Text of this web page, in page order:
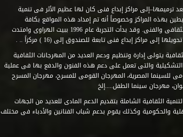
ترميمها–إلى مراكز إبداع فنى كان لها عظيم الأثر فى تنمية
بهذه المراكز وخصوصاً أنه تم إمداد هذه المواقع بكافة
المتطلبات التى تكفل لها أداء دورها الثقافى والفنى. وقد بدأت التجربة عام 1996 ببيت الهراوى وامتدت
إلى مراكز إبداع فنى تابعة للصندوق إلى (16 ) مركزاً .. .
يتولى إدارة وتنظيم ودعم العديد من المهرجانات الثقافية
التشكيلية والتى تعمل على دعم هذه الفنون والدفع بها فى عملية
للسينما المصرية، المهرجان القومى للمسرح، مهرجان المسرح
مهرجان سينما الطفل.....إلخ
الثقافية الشاملة بتقديم الدعم المادى للعديد من الجهات
والحكومية وكذلك يقوم بدعم شباب الفنانين والأدباء فى مختلف